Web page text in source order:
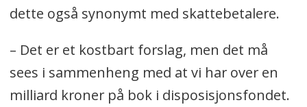
dette også synonymt med skattebetalere.
– Det er et kostbart forslag, men det må
sees i sammenheng med at vi har over en
milliard kroner på bok i disposisjonsfondet.